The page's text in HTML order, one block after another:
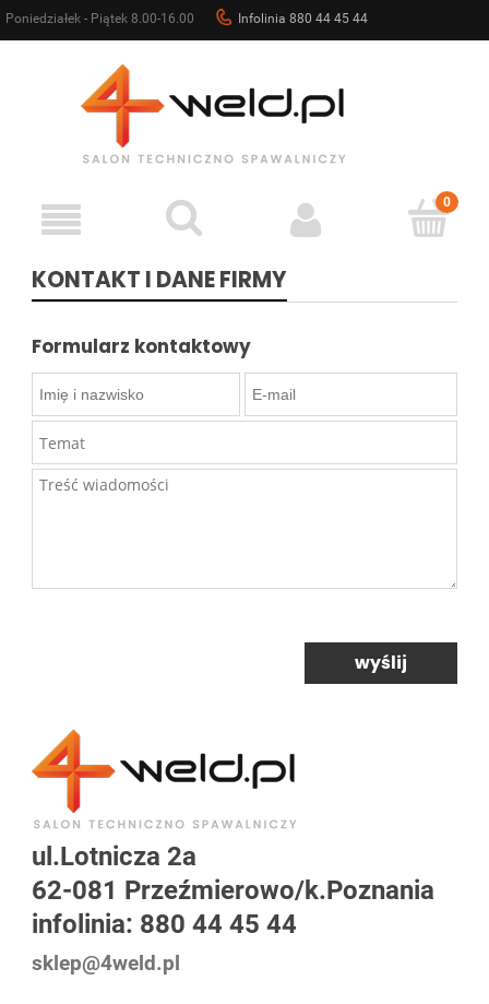
Poniedziałek - Piątek 8.00-16.00 Infolinia 880 44 45 44
KONTAKT I DANE FIRMY
Formularz kontaktowy
wyślij
ul.Lotnicza 2a
62-081 Przeźmierowo/k.Poznania
infolinia: 880 44 45 44
sklep@4weld.pl